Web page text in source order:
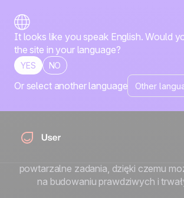
It looks like you speak English. Would
the site in your language?
YES NO
Or select another language
Artykuły
Skaluj swój marketing, nie tracąc
powtarzalne zadania, dzięki czemu
na budowaniu prawdziwych i